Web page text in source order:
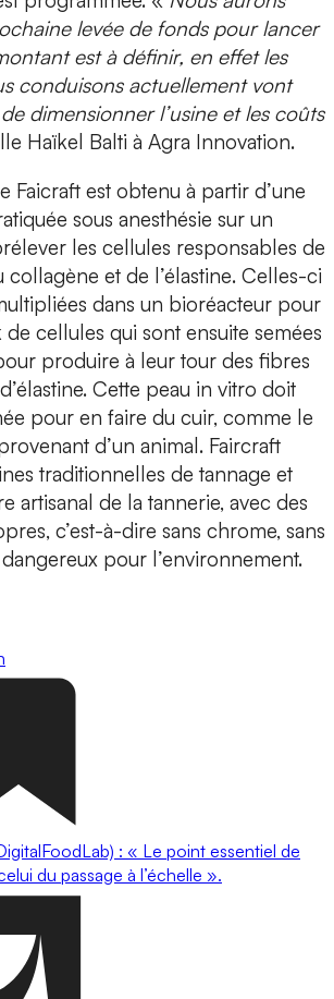
levée de fondspour lancer
est à définir, en effet les
conduisons actuellement vont
dimensionner l’usine et les coûts
Haïkel Balti à Agra Innovation.
Faicraft est obtenu à partir d’une
sous anesthésie sur un
les cellules responsables de
et de l’élastine. Celles-ci
dans un bioréacteur pour
cellules qui sont ensuite semées
produire à leur tour des fibres
Cette peau in vitro doit
pour en faire du cuir, comme le
d’un animal. Faircraft
traditionnelles de tannage et
artisanal de la tannerie, avec des
, c’est-à-dire sans chrome, sans
pour l’environnement.
: « Le point essentiel de
du passage à l’échelle ».